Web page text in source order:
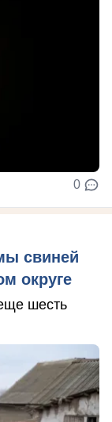
0
свиней
округе
шесть